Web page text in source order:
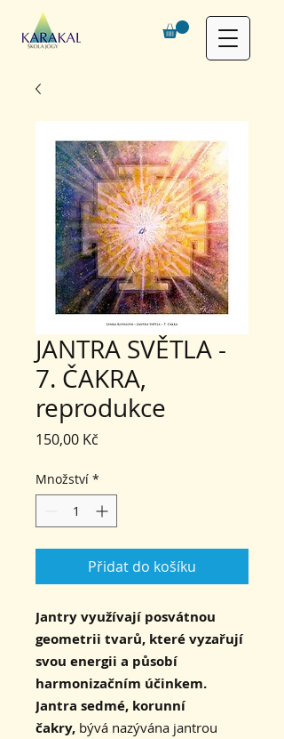
JANTRA SVĚTLA -
7. ČAKRA,
reprodukce
150,00 Kč
Množství *
Přidat do košíku
Jantry využívají posvátnou
geometrii tvarů, které vyzařují
svou energii a působí
harmonizačním účinkem.
Jantra sedmé, korunní
čakry, bývá nazývána jantrou